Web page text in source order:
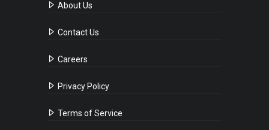
About Us
Contact Us
Careers
Privacy Policy
Terms of Service